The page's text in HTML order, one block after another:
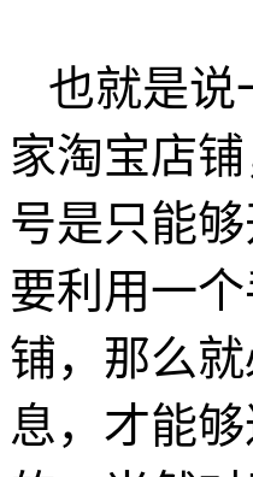
也就是说
家淘宝店
号是只能
要利用一
铺，那么
息，才能